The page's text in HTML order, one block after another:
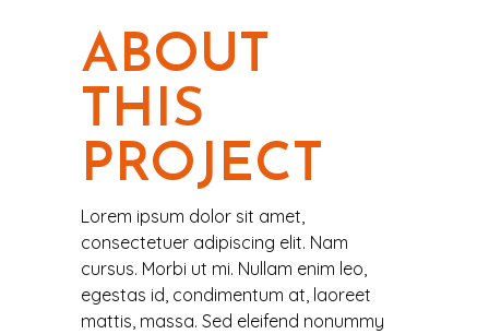
ABOUT
THIS
PROJECT
Lorem ipsum dolor sit amet,
consectetuer adipiscing elit. Nam
cursus. Morbi ut mi. Nullam enim leo,
egestas id, condimentum at, laoreet
mattis, massa. Sed eleifend nonummy